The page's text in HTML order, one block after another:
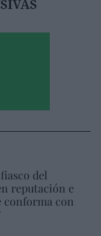
del
reputación e
con